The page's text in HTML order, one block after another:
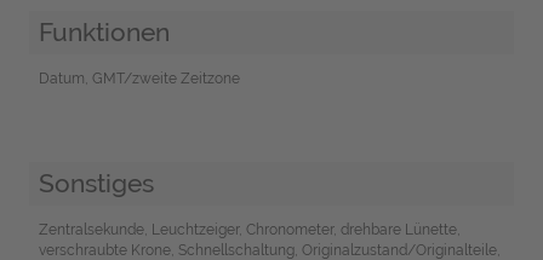
Funktionen
Datum, GMT/zweite Zeitzone
Sonstiges
Zentralsekunde, Leuchtzeiger, Chronometer, drehbare Lünette,
verschraubte Krone, Schnellschaltung, Originalzustand/Originalteile,